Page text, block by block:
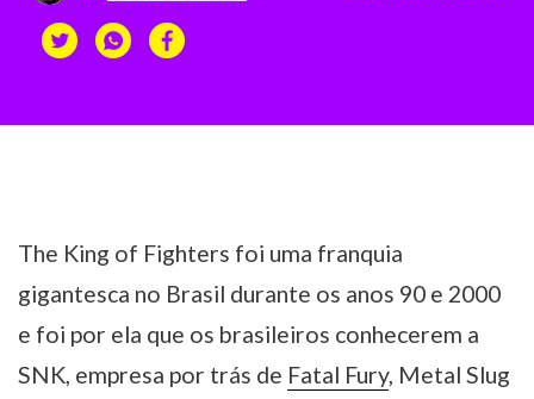
The King of Fighters foi uma franquia
gigantesca no Brasil durante os anos 90 e 2000
e foi por ela que os brasileiros conhecerem a
SNK, empresa por trás de Fatal Fury, Metal Slug